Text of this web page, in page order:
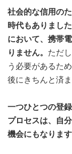
社会的な信用の
時代もありまし
において、携帯
りません。 ただ
う必要があるた
後にきちんと済ま
一つひとつの登
プロセスは、自
機会にもなります